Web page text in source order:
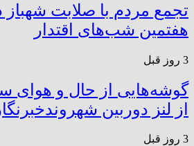
تجمع مردم با صلابت شهباز
هفتمین شب‌های اقتدار
3 روز قبل
گوشه‌هایی از حال و هوای
از لنز دوربین
3 روز قبل